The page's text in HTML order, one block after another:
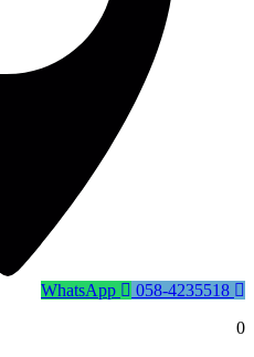
0